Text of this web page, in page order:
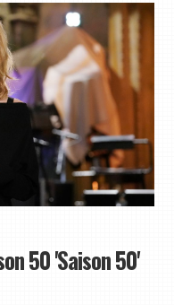
50 'Saison 50'